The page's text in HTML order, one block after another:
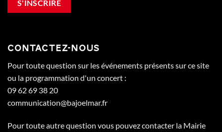
CONTACTEZ-NOUS
Pour toute question sur les événements présents sur ce site
ou la programmation d'un concert :
09 62 69 38 20
communication@bajoelmar.fr
Pour toute autre question vous pouvez contacter la Mairie